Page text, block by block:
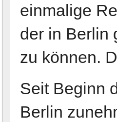
einmalige
der in Berlin
zu können.
Seit Beginn
Berlin